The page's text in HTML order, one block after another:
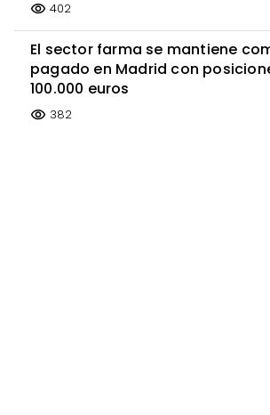
visibility 402
El sector farma se mantiene
pagado en Madrid con
100.000 euros
visibility 382